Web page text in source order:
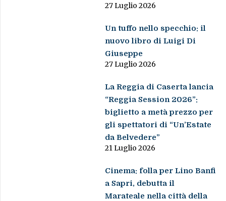
27 Luglio 2026
Un tuffo nello specchio: il
nuovo libro di Luigi Di
Giuseppe
27 Luglio 2026
La Reggia di Caserta lancia
“Reggia Session 2026”:
biglietto a metà prezzo per
gli spettatori di “Un’Estate
da Belvedere”
21 Luglio 2026
Cinema: folla per Lino Banfi
a Sapri, debutta il
Marateale nella città della